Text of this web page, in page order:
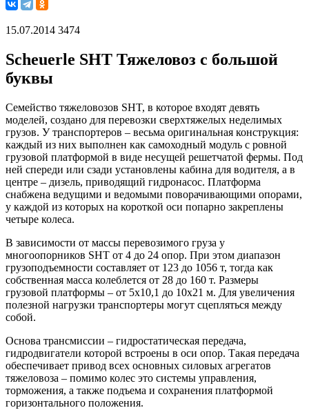
15.07.2014 3474
Scheuerle SHT Тяжеловоз с большой
буквы
Семейство тяжеловозов SHT, в которое входят девять
моделей, создано для перевозки сверхтяжелых неделимых
грузов. У транспортеров – весьма оригинальная конструкция:
каждый из них выполнен как самоходный модуль с ровной
грузовой платформой в виде несущей решетчатой фермы. Под
ней спереди или сзади установлены кабина для водителя, а в
центре – дизель, приво­дящий гидронасос. Платформа
снабжена ведущими и ведомыми поворачивающими опорами,
у каждой из которых на короткой оси попарно закреплены
четыре колеса.
В зависимости от массы перевозимого груза у
многоопорников SHT от 4 до 24 опор. При этом диапазон
грузоподъемности составляет от 123 до 1056 т, тогда как
собственная масса колеблется от 28 до 160 т. Размеры
грузовой платформы – от 5х10,1 до 10х21 м. Для увеличения
полезной нагрузки транспортеры могут сцепляться между
собой.
Основа трансмиссии – гидростатическая передача,
гидродвигатели которой встроены в оси опор. Такая передача
обеспечивает привод всех основных си­ловых агрегатов
тяжеловоза – помимо колес это системы управления,
торможения, а также подъема и со­хранения платформой
горизонтального положения.